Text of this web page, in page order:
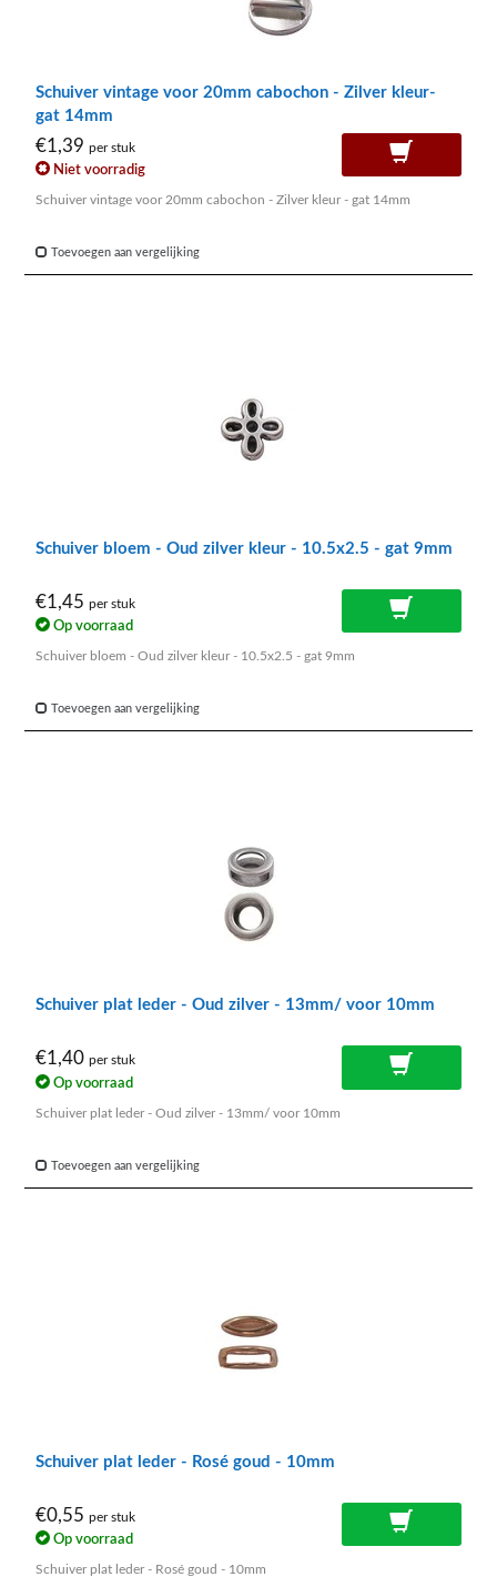
Schuiver vintage voor 20mm cabochon - Zilver kleur-
gat 14mm
€1,39 per stuk
Niet voorradig
Schuiver vintage voor 20mm cabochon - Zilver kleur - gat 14mm
Toevoegen aan vergelijking
Schuiver bloem - Oud zilver kleur - 10.5x2.5 - gat 9mm
€1,45 per stuk
Op voorraad
Schuiver bloem - Oud zilver kleur - 10.5x2.5 - gat 9mm
Toevoegen aan vergelijking
Schuiver plat leder - Oud zilver - 13mm/ voor 10mm
€1,40 per stuk
Op voorraad
Schuiver plat leder - Oud zilver - 13mm/ voor 10mm
Toevoegen aan vergelijking
Schuiver plat leder - Rosé goud - 10mm
€0,55 per stuk
Op voorraad
Schuiver plat leder - Rosé goud - 10mm